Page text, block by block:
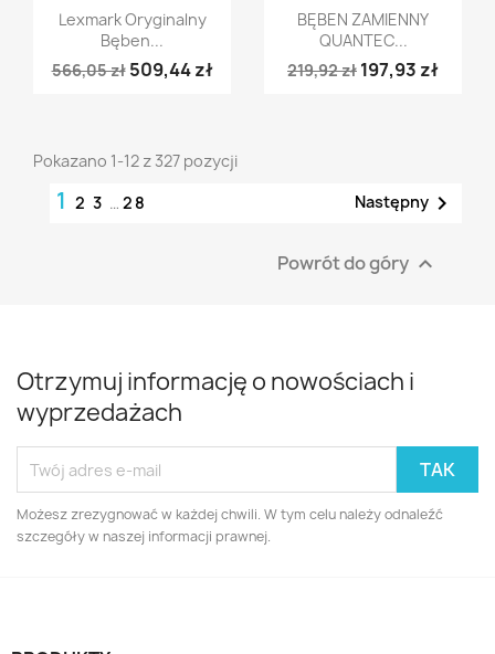
Szybki podgląd
Lexmark Oryginalny
Bęben...
566,05 zł 509,44 zł
Szybki podgląd
BĘBEN ZAMIENNY
QUANTEC...
219,92 zł 197,93 zł
Pokazano 1-12 z 327 pozycji
1 2 3 … 28 Następny 
Powrót do góry 
Otrzymuj informację o nowościach i
wyprzedażach
Możesz zrezygnować w każdej chwili. W tym celu należy odnaleźć
szczegóły w naszej informacji prawnej.